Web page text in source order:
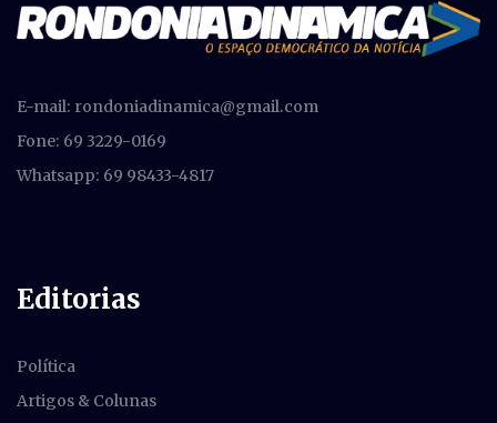
E-mail: rondoniadinamica@gmail.com
Fone: 69 3229-0169
Whatsapp: 69 98433-4817
Editorias
Política
Artigos & Colunas